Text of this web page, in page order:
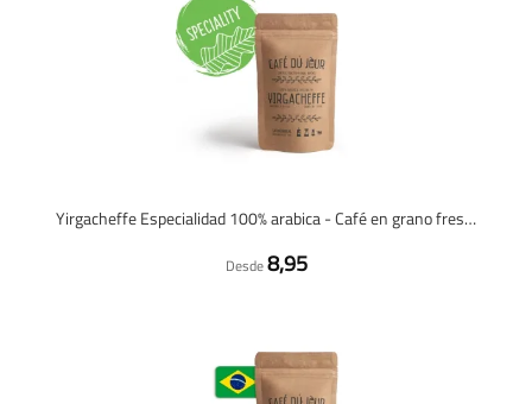
Yirgacheffe Especialidad 100% arabica - Café en grano fresco
Desde8,95